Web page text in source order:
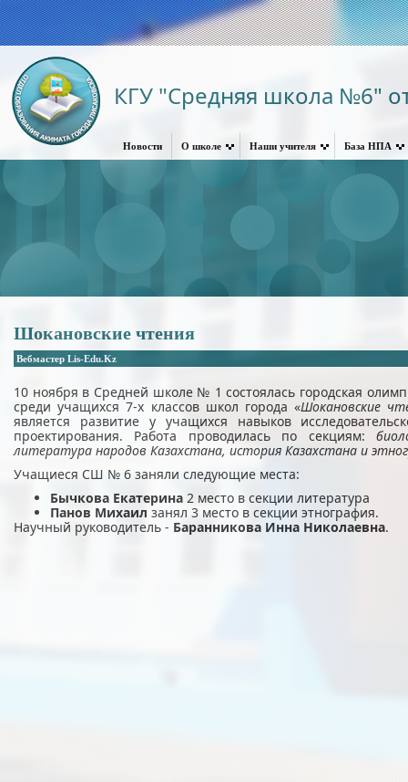
КГУ "Средняя школа №6"
Новости О школе Наши учителя База НПА
Шокановские чтения
Вебмастер Lis-Edu.Kz
10 ноября в Средней школе № 1 состоялась городская
среди учащихся 7-х классов школ города «Шокановские
является развитие у учащихся навыков
проектирования. Работа проводилась по секциям:
литература народов Казахстана, история Казахстана и
Учащиеся СШ № 6 заняли следующие места:
Бычкова Екатерина 2 место в секции литература
Панов Михаил занял 3 место в секции этнография.
Научный руководитель - Баранникова Инна Николаевна.